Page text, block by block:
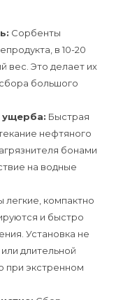
Сорбенты
в 10-20
вес. Это делает их
большого
ущерба: Быстрая
нефтяного
бонами
на водные
легкие, компактно
и быстро
Установка не
длительной
при экстренном